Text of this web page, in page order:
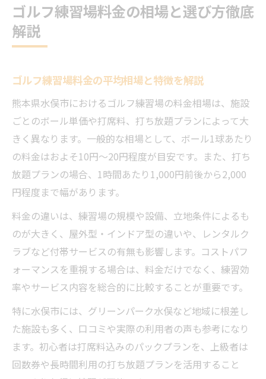
ト
手頃な練習施設を見極めるポイントとは
関係
手頃なゴルフ練習場の見つけ方と比較の視
打ちっ放し料金からわかるコスパの良い施
設
レンタルクラブやサービス内容の確認ポイ
ント
ゴルフ練習場の口コミや評判を有効活用し
よう
効率重視ならコスパ抜群の練習法がおすすめ
ゴルフ練習場で実践するコスパ重視の練習
法
打ち放題プランを活用した効率的な上達方
法
ゴルフ練習場料金を抑えるための工夫とコ
ツ
ゴルフ練習場料金の相場と選び方徹底
解説
ゴルフ練習場料金の平均相場と特徴を解説
熊本県水俣市におけるゴルフ練習場の料金相場は、施設
ごとのボール単価や打席料、打ち放題プランによって大
きく異なります。一般的な相場として、ボール1球あたり
の料金はおよそ10円〜20円程度が目安です。また、打ち
放題プランの場合、1時間あたり1,000円前後から2,000
円程度まで幅があります。
料金の違いは、練習場の規模や設備、立地条件によるも
のが大きく、屋外型・インドア型の違いや、レンタルク
ラブなど付帯サービスの有無も影響します。コストパフ
ォーマンスを重視する場合は、料金だけでなく、練習効
率やサービス内容を総合的に比較することが重要です。
特に水俣市には、グリーンパーク水俣など地域に根差し
た施設も多く、口コミや実際の利用者の声も参考になり
ます。初心者は打席料込みのパックプランを、上級者は
回数券や長時間利用の打ち放題プランを活用すること